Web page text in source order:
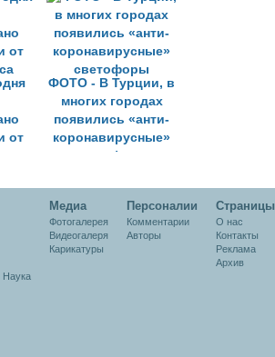
от
ФОТО - В Турции, в
многих городах
появились «анти-
коронавирусные»
светофоры
Наука
Медиа
Фотогалерея
Видеогалеря
Карикатуры
Персоналии
Комментарии
Авторы
Cтраницы
О нас
Контакты
Реклама
Архив